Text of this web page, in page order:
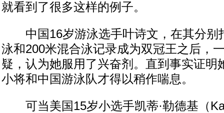
就看到了很多这样的例子。
中国16岁游泳选手叶诗文，在其分别
泳和200米混合泳记录成为双冠王之后，
疑，认为她服用了兴奋剂。直到事实证明
小将和中国游泳队才得以稍作喘息。
可当美国15岁小选手凯蒂·勒德基（